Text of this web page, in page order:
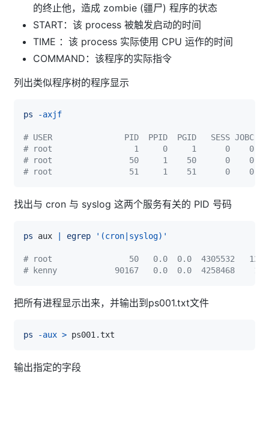
的终止他，造成 zombie (疆尸) 程序的状态
START：该 process 被触发启动的时间
TIME ：该 process 实际使用 CPU 运作的时间
COMMAND：该程序的实际指令
列出类似程序树的程序显示
ps -axjf
# USER               PID  PPID  PGID   SESS JOBC
# root                 1     0     1      0    0 Ss
# root                50     1    50      0    0 Ss
# root                51     1    51      0    0 Ss
找出与 cron 与 syslog 这两个服务有关的 PID 号码
ps aux egrep '(cron|syslog)'
# root                50   0.0  0.0  4305532   1284
# kenny            90167   0.0  0.0  4258468    184
把所有进程显示出来，并输出到ps001.txt文件
ps -aux >
输出指定的字段